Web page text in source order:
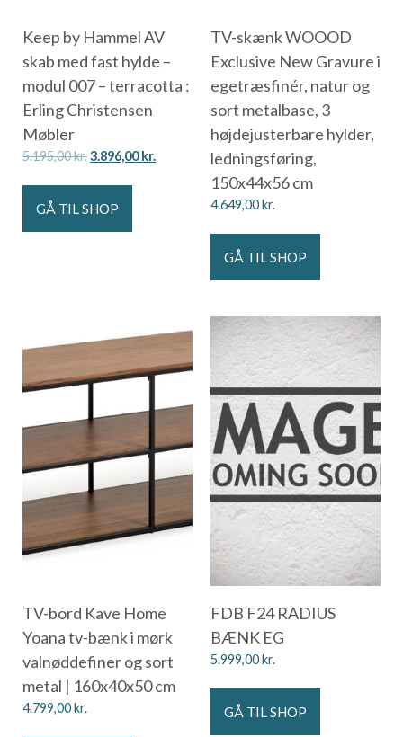
Keep by Hammel AV
skab med fast hylde –
modul 007 – terracotta :
Erling Christensen
Møbler
5.195,00kr.3.896,00kr.
GÅ TIL SHOP
TV-skænk WOOOD
Exclusive New Gravure i
egetræsfinér, natur og
sort metalbase, 3
højdejusterbare hylder,
ledningsføring,
150x44x56 cm
4.649,00kr.
GÅ TIL SHOP
TV-bord Kave Home
Yoana tv-bænk i mørk
valnøddefiner og sort
metal | 160x40x50 cm
4.799,00kr.
FDB F24 RADIUS
BÆNK EG
5.999,00kr.
GÅ TIL SHOP